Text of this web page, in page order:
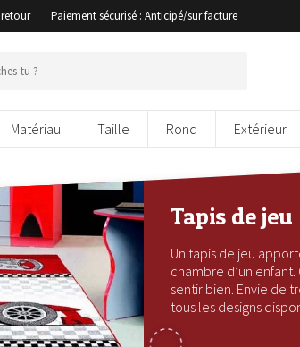
Paiement sécurisé : Anticipé/sur facture
Matériau Taille Rond Extérieur
Tapis de jeu
Un tapis de jeu
chambre d’un
sentir bien. Envie de
tous les designs